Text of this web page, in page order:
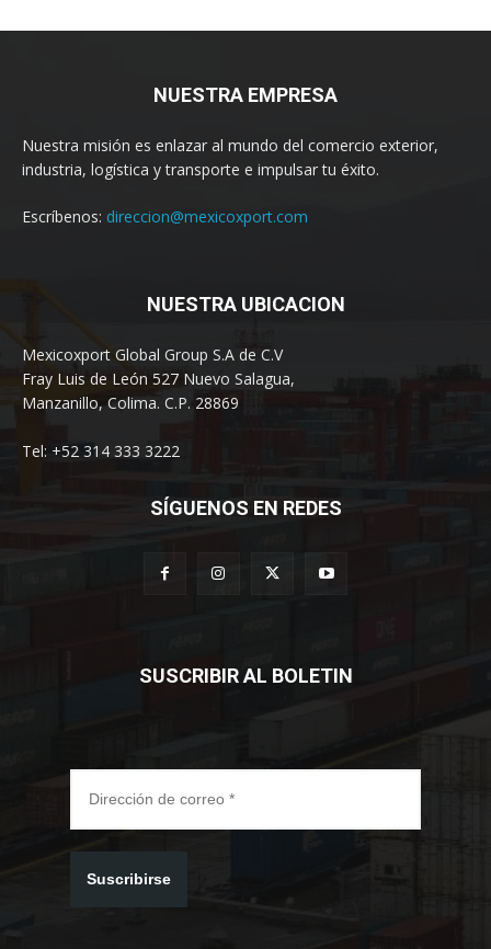
NUESTRA EMPRESA
Nuestra misión es enlazar al mundo del comercio exterior,
industria, logística y transporte e impulsar tu éxito.
Escríbenos: direccion@mexicoxport.com
NUESTRA UBICACION
Mexicoxport Global Group S.A de C.V
Fray Luis de León 527 Nuevo Salagua,
Manzanillo, Colima. C.P. 28869
Tel: +52 314 333 3222
SÍGUENOS EN REDES
SUSCRIBIR AL BOLETIN
Suscribirse